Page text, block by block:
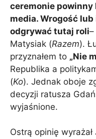
ceremonie powinny
media. Wrogość
odgrywać tutaj roli–
Matysiak (Razem).
przyznałem to „Nie
Republika a
(Ko). Jednak oboje
decyzji ratusza
wyjaśnione.
Ostrą opinię wyrażał